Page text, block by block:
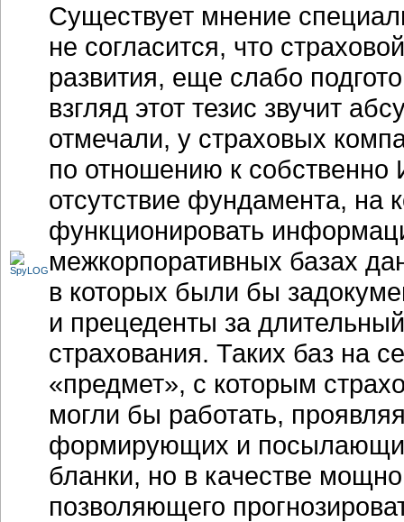
Существует мнение
не согласится, что
развития, еще слабо
взгляд этот тезис звучит
отмечали, у страховых
по отношению к собственно
отсутствие фундамента, на
функционировать
межкорпоративных базах
в которых были бы
и прецеденты за
страхования. Таких баз на
«предмет», с которым
могли бы работать,
формирующих и
бланки, но в качестве
позволяющего